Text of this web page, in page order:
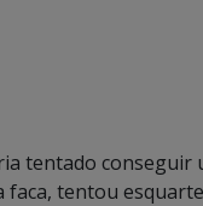
tentado
tentou